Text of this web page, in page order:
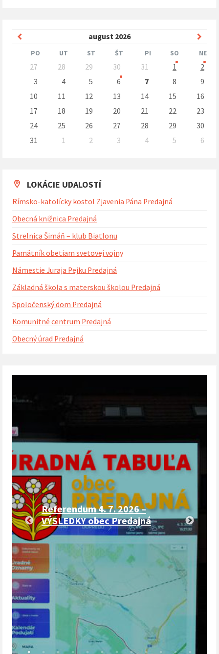
august 2026
Predchádzajúci
mesiac
PO UT ST ŠT PI SO NE
Preskočit
kalendárne
27 28 29 30 31 1
2
3
4 5 6 7 8
9
10
11 12 13 14 15
16
17
18 19 20 21 22
23
24
25 26 27 28 29
30
31
1 2 3 4 5
6
na
dni
LOKÁCIE UDALOSTÍ
Rímsko-katolícky kostol Zjavenia Pána Predajná
Obecná knižnica Predajná
Strelnica Šimáň – klub Biatlonu
Pamätník obetiam svetovej vojny
Námestie Juraja Pejku Predajná
Základná škola s materskou školou Predajná
Spoločenský dom Predajná
Komunitné centrum Predajná
Obecný úrad Predajná
Referendum 4. 7. 2026 –
VÝSLEDKY obec Predajná